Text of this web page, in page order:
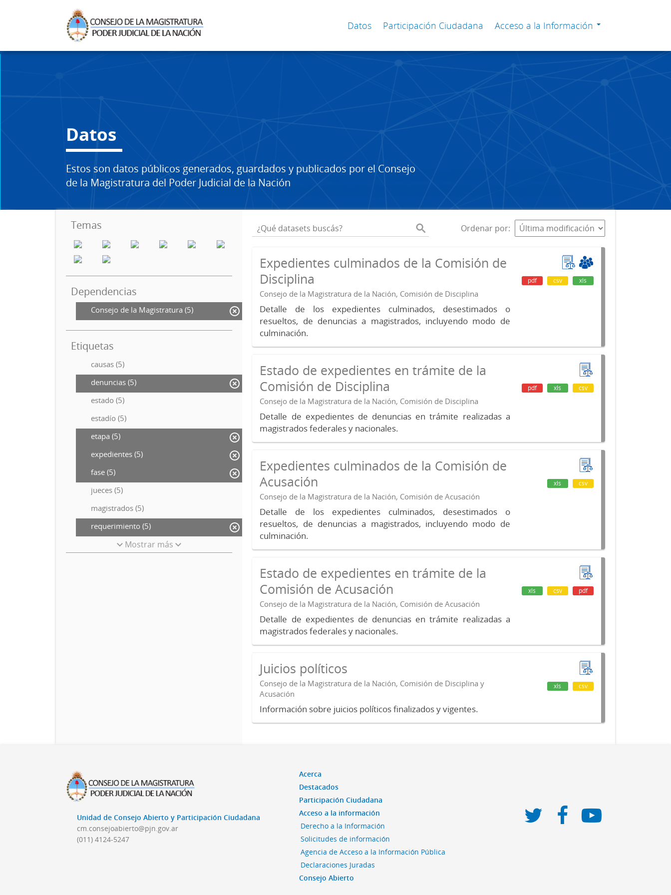
Datos Participación Ciudadana Acceso a la Información
Datos
Estos son datos públicos generados, guardados y publicados por el Consejo
de la Magistratura del Poder Judicial de la Nación
Temas
Dependencias
Consejo de la Magistratura (5)
Etiquetas
causas (5)
denuncias (5)
estado (5)
estadío (5)
etapa (5)
expedientes (5)
fase (5)
jueces (5)
magistrados (5)
requerimiento (5)
Mostrar más
Ordenar por
Expedientes culminados de la Comisión de
Disciplina
Consejo de la Magistratura de la Nación, Comisión de Disciplina
Detalle de los expedientes culminados, desestimados o
resueltos, de denuncias a magistrados, incluyendo modo de
culminación.
pdf csv xls
Estado de expedientes en trámite de la
Comisión de Disciplina
Consejo de la Magistratura de la Nación, Comisión de Disciplina
Detalle de expedientes de denuncias en trámite realizadas a
magistrados federales y nacionales.
pdf xls csv
Expedientes culminados de la Comisión de
Acusación
Consejo de la Magistratura de la Nación, Comisión de Acusación
Detalle de los expedientes culminados, desestimados o
resueltos, de denuncias a magistrados, incluyendo modo de
culminación.
xls csv
Estado de expedientes en trámite de la
Comisión de Acusación
Consejo de la Magistratura de la Nación, Comisión de Acusación
Detalle de expedientes de denuncias en trámite realizadas a
magistrados federales y nacionales.
xls csv pdf
Juicios políticos
Consejo de la Magistratura de la Nación, Comisión de Disciplina y
Acusación
Información sobre juicios políticos finalizados y vigentes.
xls csv
Unidad de Consejo Abierto y Participación Ciudadana
cm.consejoabierto@pjn.gov.ar
(011) 4124-5247
Acerca
Destacados
Participación Ciudadana
Acceso a la información
Derecho a la Información
Solicitudes de información
Agencia de Acceso a la Información Pública
Declaraciones Juradas
Consejo Abierto